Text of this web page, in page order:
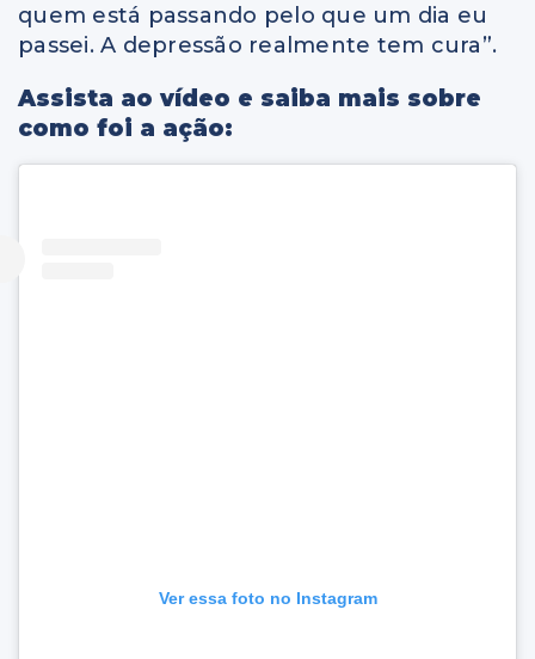
quem está passando pelo que um dia eu
passei. A depressão realmente tem cura”.
Assista ao vídeo e saiba mais sobre
como foi a ação:
Ver essa foto no Instagram